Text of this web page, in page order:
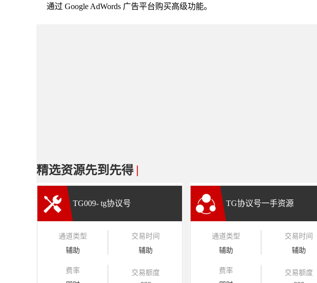
通过 Google AdWords 广告平台购买高级功能。
精选资源先到先得 |
TG009- tg协议号
通道类型
辅助
交易时间
辅助
费率
交易额度
TG协议号一手资源
通道类型
辅助
交易时间
辅助
费率
交易额度